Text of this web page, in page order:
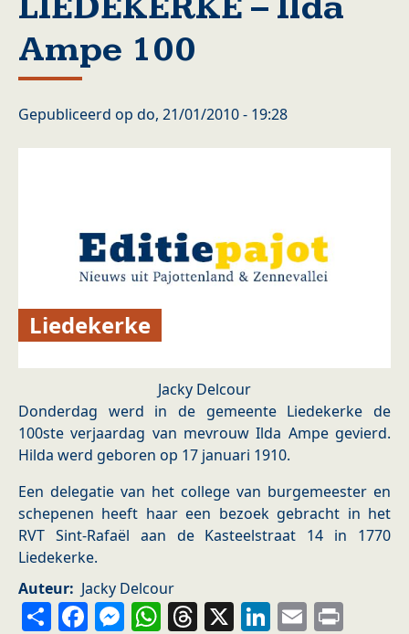
Ampe 100
Gepubliceerd op do, 21/01/2010 - 19:28
Liedekerke
Jacky Delcour
Donderdag werd in de gemeente Liedekerke de
100ste verjaardag van mevrouw Ilda Ampe gevierd.
Hilda werd geboren op 17 januari 1910.
Een delegatie van het college van burgemeester en
schepenen heeft haar een bezoek gebracht in het
RVT Sint-Rafaël aan de Kasteelstraat 14 in 1770
Liedekerke.
Auteur
Jacky Delcour
ShareFacebook
Messenger
WhatsApp
Threads
X LinkedIn
Email